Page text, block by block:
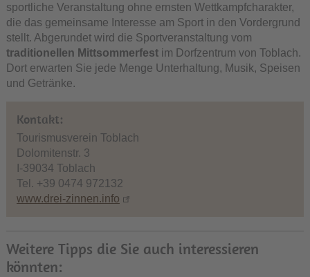
sportliche Veranstaltung ohne ernsten Wettkampfcharakter,
die das gemeinsame Interesse am Sport in den Vordergrund
stellt. Abgerundet wird die Sportveranstaltung vom
traditionellen Mittsommerfestim Dorfzentrum von Toblach.
Dort erwarten Sie jede Menge Unterhaltung, Musik, Speisen
und Getränke.
Kontakt:
Tourismusverein Toblach
Dolomitenstr. 3
I-39034 Toblach
Tel. +39 0474 972132
www.drei-zinnen.info
Weitere Tipps die Sie auch interessieren
könnten: